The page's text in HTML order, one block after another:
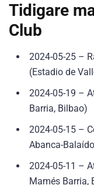
Tidigare
Club
2024-05-25 –
(Estadio de
2024-05-19 –
Barria, Bilbao)
2024-05-15 –
Abanca-
2024-05-11 –
Mamés Barria,